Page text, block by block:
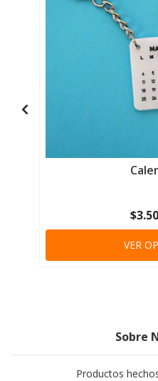
VER
Sobre
Productos